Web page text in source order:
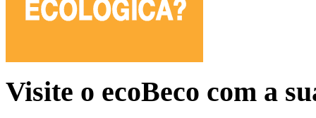
Visite o ecoBeco com a